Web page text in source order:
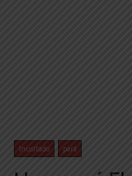
Inusitado pará